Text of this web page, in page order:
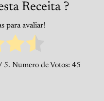
Receita ?
para avaliar!
5. Numero de Votos: 45